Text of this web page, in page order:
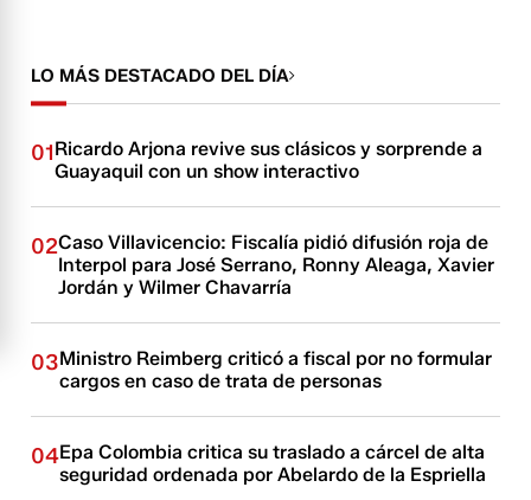
LO MÁS DESTACADO DEL DÍA
01Ricardo Arjona revive sus clásicos y sorprende a
Guayaquil con un show interactivo
02Caso Villavicencio: Fiscalía pidió difusión roja de
Interpol para José Serrano, Ronny Aleaga, Xavier
Jordán y Wilmer Chavarría
03Ministro Reimberg criticó a fiscal por no formular
cargos en caso de trata de personas
04Epa Colombia critica su traslado a cárcel de alta
seguridad ordenada por Abelardo de la Espriella